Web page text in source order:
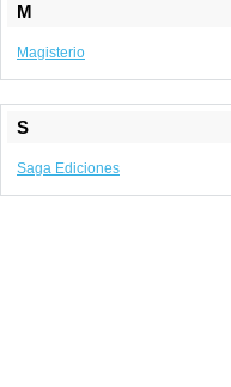
M
Magisterio
S
Saga Ediciones